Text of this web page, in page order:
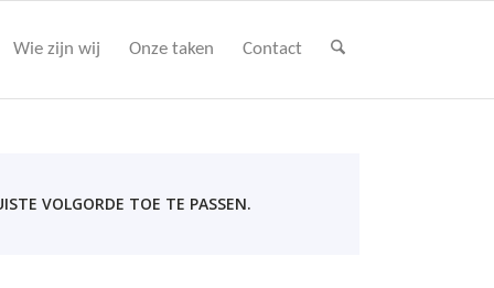
Wie zijn wij Onze taken Contact
VOLGORDE TOE TE PASSEN.